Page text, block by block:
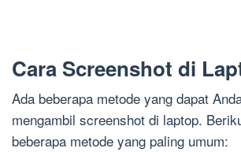
Cara Screenshot di
Ada beberapa metode yang dapat
mengambil screenshot di laptop.
beberapa metode yang paling umum: